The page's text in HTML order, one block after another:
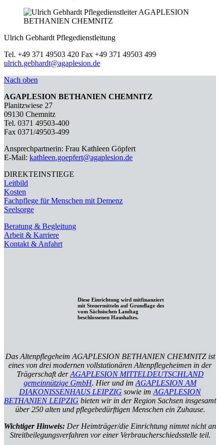
Ulrich Gebhardt Pflegedienstleitung
Tel. +49 371 49503 420 Fax +49 371 49503 499
ulrich.gebhardt@agaplesion.de
Nach oben
AGAPLESION BETHANIEN CHEMNITZ
Planitzwiese 27
09130 Chemnitz
Tel. 0371 49503-400
Fax 0371/49503-499
Ansprechpartnerin: Frau Kathleen Göpfert
E-Mail: kathleen.goepfert@agaplesion.de
DIREKTEINSTIEGE
Leitbild
Kosten
Fachpflege für Menschen mit Demenz
Seelsorge
Beratung & Begleitung
Arbeit & Karriere
Kontakt & Anfahrt
Diese Einrichtung wird mitfinanziert
mit Steuermitteln auf Grundlage des
vom Sächsischen Landtag
beschlossenen Haushaltes.
Das Altenpflegeheim AGAPLESION BETHANIEN CHEMNITZ ist
eines von drei modernen vollstationären Altenpflegeheimen in der
Trägerschaft derAGAPLESION MITTELDEUTSCHLAND
gemeinnützige GmbH. Hier und im AGAPLESION AM
DIAKONISSENHAUS LEIPZIG sowie im AGAPLESION
BETHANIEN LEIPZIG bieten wir in der Region Sachsen insgesamt
über 250 alten und pflegebedürftigen Menschen ein Zuhause.
Wichtiger Hinweis: Der Heimträger/die Einrichtung nimmt nicht an
Streitbeilegungsverfahren vor einer Verbraucherschiedsstelle teil.